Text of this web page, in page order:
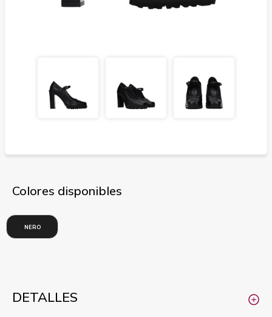
Colores disponibles
NERO
DETALLES